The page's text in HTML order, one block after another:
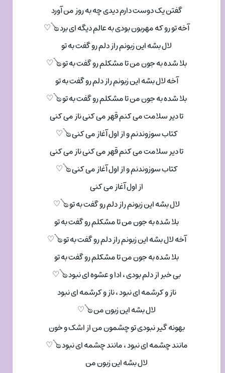
گفتن یک دوست دارم دیدی چه به روز من آورد
آخه تو رو که مهربون بودی به عالم دیگه ای برد 🪕♡
لال بشه این زبونم راز دلم رو گفت به تو
بلا شده به جون من تا مشکلم رو گفت به تو 🪕♡
آخه لال بشه این زبونم راز دلم رو گفت به تو
بلا شده به جون من تا مشکلم رو گفت به تو 🪕♡
تا دیر سلامت می کنم قهر می کنی ناز می کنی
کتاب سوزوندنم و از اول آغاز می کنی 🪕♡
تا دیر سلامت می کنم قهر می کنی ناز می کنی
کتاب سوزوندنم و از اول آغاز می کنی 🪕♡
از اول آغاز می کنی
لال بشه این زبونم راز دلم رو گفت به تو 🪕♡
بلا شده به جون من تا مشکلم رو گفت به تو
آخه لال بشه این زبونم راز دلم رو گفت به تو 🪕♡
بلا شده به جون من تا مشکلم رو گفت به تو
بی خبر از دلم بودی ، ادا و عشوه ای نبود 🪕♡
ناز و کرشمه ای نبود ، ناز و کرشمه ای نبود
لال بشه این زبون من 🪕♡
بهونه گیر نبودی تو چشمون من از اشک و خون
مانند چشمه ای نبود ، مانند چشمه ای نبود 🪕♡
لال بشه این زبون من